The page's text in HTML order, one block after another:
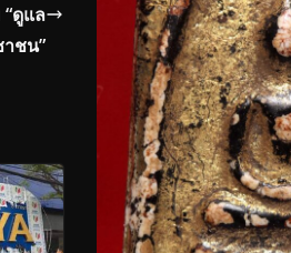
ดูแล
ชน”